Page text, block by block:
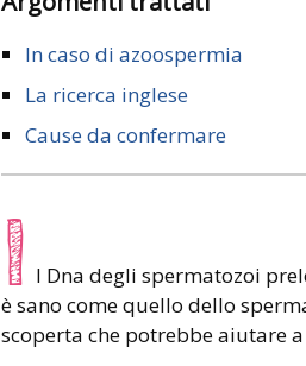
In caso di azoospermia
La ricerca inglese
Cause da confermare
I l Dna degli spermatozoi
è sano come quello dello
scoperta che potrebbe aiutare